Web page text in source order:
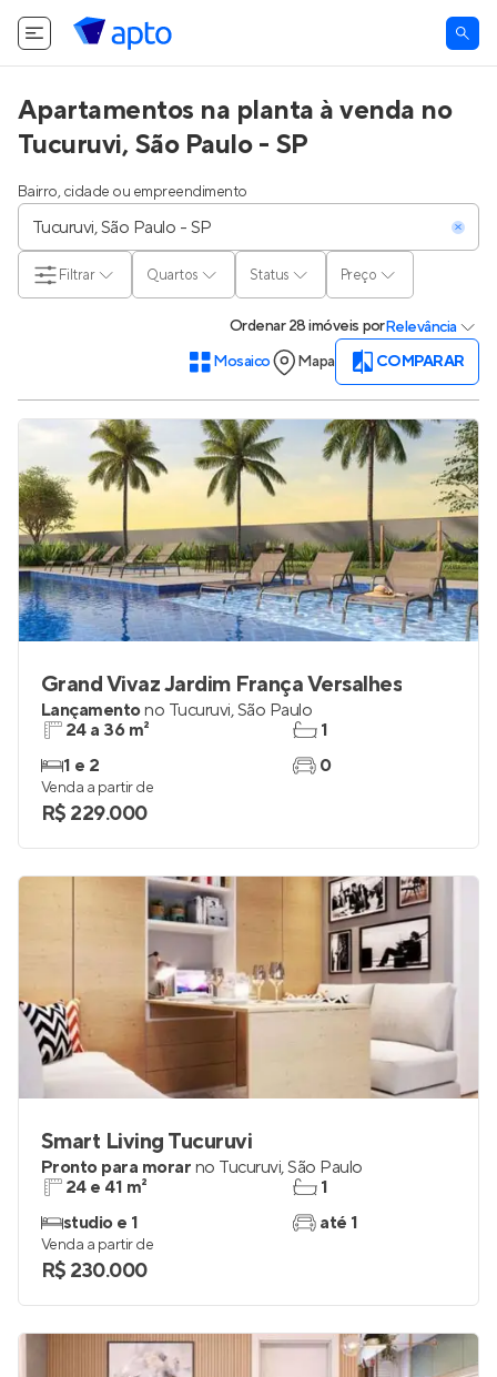
Apartamentos na planta à venda no
Tucuruvi, São Paulo - SP
Bairro, cidade ou empreendimento
Quartos Status Preço
Filtrar
Ordenar28 imóveis porRelevância
Mosaico
Mapa COMPARAR
Grand Vivaz Jardim França Versalhes
Lançamentono Tucuruvi,São Paulo
24 a 36 m²
1 e 2
1
0
Venda a partir de
R$ 229.000
Smart Living Tucuruvi
Pronto para morar no Tucuruvi,São Paulo
24 e 41 m²
studio e 1
1
até 1
Venda a partir de
R$ 230.000